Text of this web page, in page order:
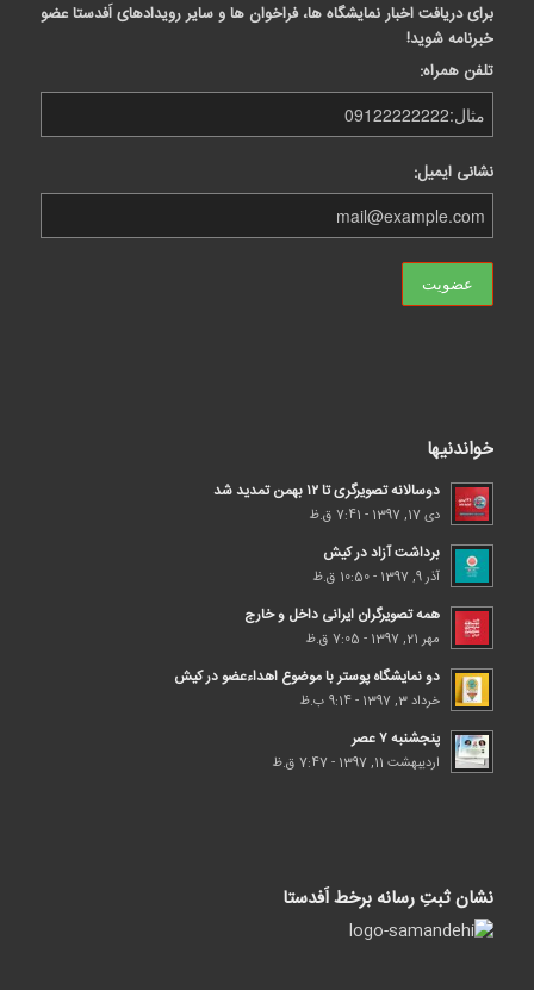
برای دریافت اخبار نمایشگاه ها، فراخوان ها و سایر رویدادهای اَفدستا عضو
خبرنامه شوید!
تلفن همراه:
نشانی ایمیل:
خواندنیها
دوسالانه تصویرگری تا ۱۲ بهمن تمدید شد
دی 17, 1397 - 7:41 ق.ظ
برداشت آزاد در کیش
آذر 9, 1397 - 10:50 ق.ظ
همه تصویرگران ایرانی داخل و خارج
مهر 21, 1397 - 7:05 ق.ظ
دو نمایشگاه پوستر با موضوع اهداء‌عضو در کیش
خرداد 3, 1397 - 9:14 ب.ظ
پنجشنبه ۷ عصر
اردیبهشت 11, 1397 - 7:47 ق.ظ
نشان ثبتِ رسانه برخط اَفدستا